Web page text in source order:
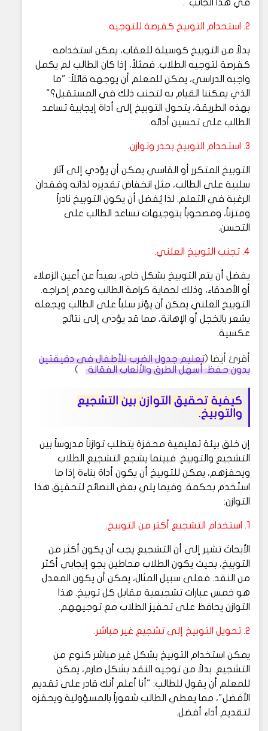
في هذا الجانب".
2. استخدام التوبيخ كفرصة للتوجيه.
بدلاً من التوبيخ كوسيلة للعقاب، يمكن استخدامه
كفرصة لتوجيه الطلاب. فمثلاً، إذا كان الطالب لم يكمل
واجبه الدراسي، يمكن للمعلم أن يوجهه قائلاً: "ما
الذي يمكننا القيام به لتجنب ذلك في المستقبل؟"
بهذه الطريقة، يتحول التوبيخ إلى أداة إيجابية تساعد
الطالب على تحسين أدائه.
3. استخدام التوبيخ بحذر وتوازن.
التوبيخ المتكرر أو القاسي يمكن أن يؤدي إلى آثار
سلبية على الطالب، مثل انخفاض تقديره لذاته وفقدان
الرغبة في التعلم. لذا يُفضل أن يكون التوبيخ نادراً
ومتزناً، ومصحوباً بتوجيهات تساعد الطالب على
التحسن.
4. تجنب التوبيخ العلني.
يفضل أن يتم التوبيخ بشكل خاص، بعيداً عن أعين الزملاء
أو الأصدقاء، وذلك لحماية كرامة الطالب وعدم إحراجه.
التوبيخ العلني يمكن أن يؤثر سلباً على الطالب ويجعله
يشعر بالخجل أو الإهانة، مما قد يؤدي إلى نتائج
عكسية.
أقرئ أيضا (تعليم جدول الضرب للأطفال في دقيقتين
بدون حفظ: أسهل الطرق والألعاب الفعّالة )
كيفية تحقيق التوازن بين التشجيع
والتوبيخ.
إن خلق بيئة تعليمية محفزة يتطلب توازناً مدروساً بين
التشجيع والتوبيخ. فبينما يشجع التشجيع الطلاب
ويحفزهم، يمكن للتوبيخ أن يكون أداة بناءة إذا ما
استُخدم بحكمة. وفيما يلي بعض النصائح لتحقيق هذا
التوازن:
1. استخدام التشجيع أكثر من التوبيخ.
الأبحاث تشير إلى أن التشجيع يجب أن يكون أكثر من
التوبيخ، بحيث يكون الطلاب محاطين بجو إيجابي أكثر
من النقد. فعلى سبيل المثال، يمكن أن يكون المعدل
هو خمس عبارات تشجيعية مقابل كل توبيخ. هذا
التوازن يحافظ على تحفيز الطلاب مع توجيههم.
2. تحويل التوبيخ إلى تشجيع غير مباشر.
يمكن استخدام التوبيخ بشكل غير مباشر كنوع من
التشجيع. بدلاً من توجيه النقد بشكل صارم، يمكن
للمعلم أن يقول للطالب: "أنا أعلم أنك قادر على تقديم
الأفضل"، مما يعطي الطالب شعوراً بالمسؤولية ويحفزه
لتقديم أداء أفضل.